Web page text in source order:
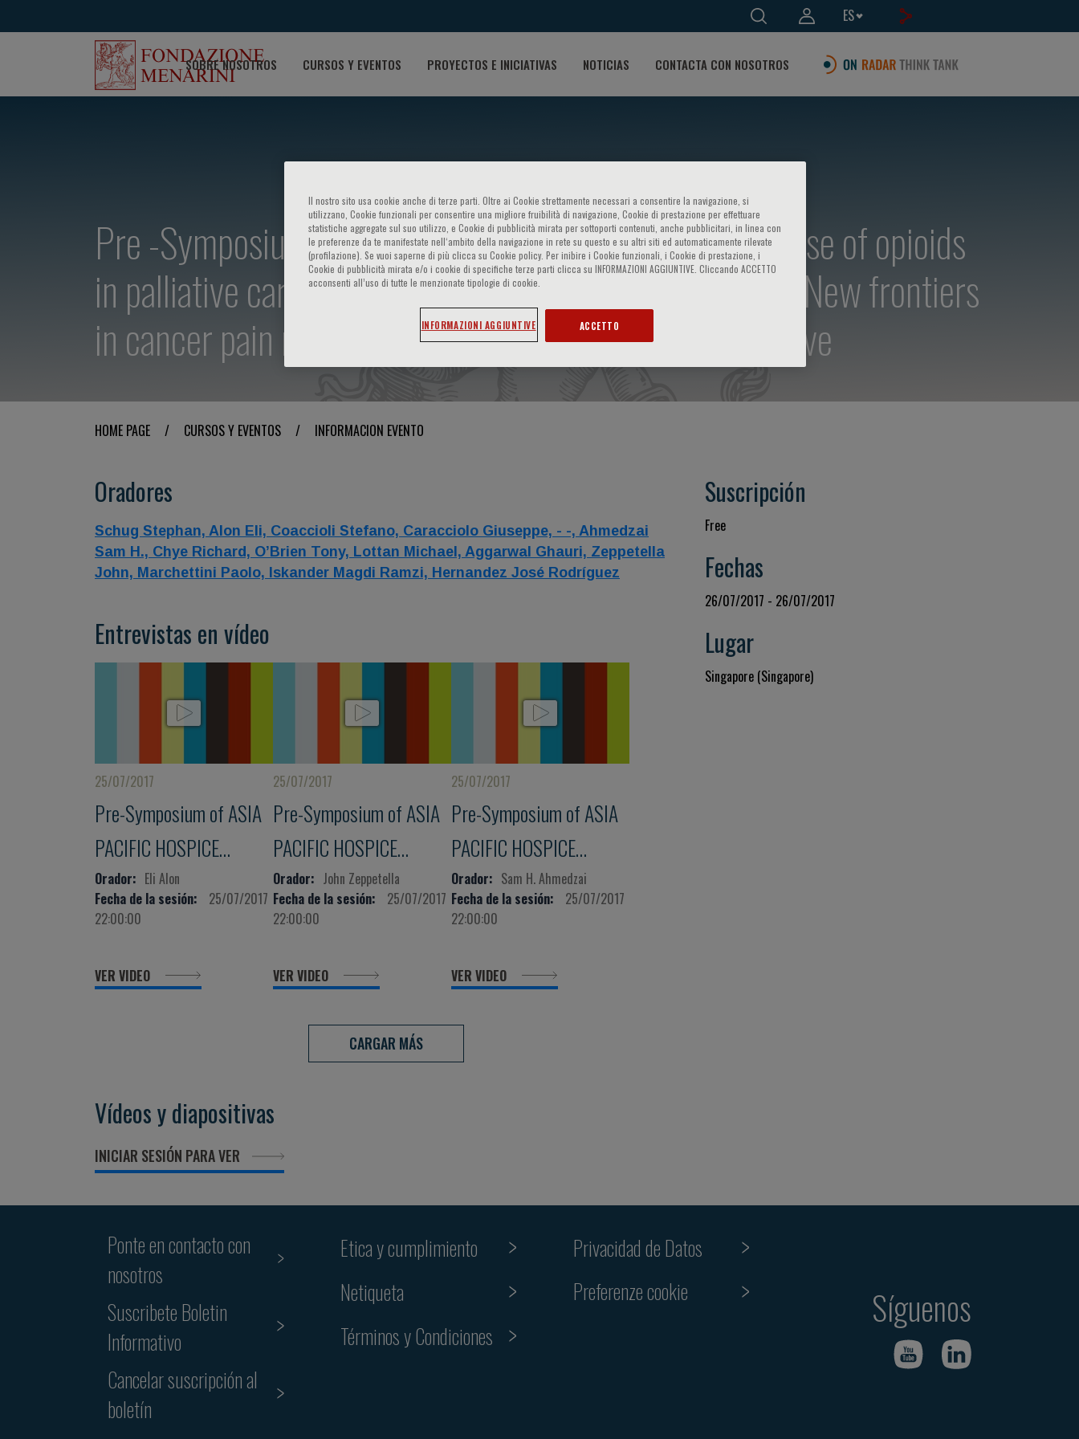
ES
SOBRE NOSOTROS CURSOS Y EVENTOS PROYECTOS E INICIATIVAS NOTICIAS CONTACTA CON NOSOTROS
Pre -Symposium of Asia Pacific Hospice Conference (Use of opioids
in palliative care and cancer pain, 26-29 Luglio 2017): New frontiers
in cancer pain management - a palliative care perspective
HOME PAGE / CURSOS Y EVENTOS / INFORMACION EVENTO
Oradores
Schug Stephan, Alon Eli, Coaccioli Stefano, Caracciolo Giuseppe, - -, Ahmedzai
Sam H., Chye Richard, O’Brien Tony, Lottan Michael, Aggarwal Ghauri, Zeppetella
John, Marchettini Paolo, Iskander Magdi Ramzi, Hernandez José Rodríguez
Entrevistas en vídeo
25/07/2017
Pre-Symposium of ASIA
PACIFIC HOSPICE
CONFERENCE
Orador: Eli Alon
Fecha de la sesión:
25/07/2017
22:00:00
VER VIDEO
25/07/2017
Pre-Symposium of ASIA
PACIFIC HOSPICE
CONFERENCE
Orador: John Zeppetella
Fecha de la sesión:
25/07/2017
22:00:00
VER VIDEO
25/07/2017
Pre-Symposium of ASIA
PACIFIC HOSPICE
CONFERENCE
Orador: Sam H. Ahmedzai
Fecha de la sesión:
25/07/2017
22:00:00
VER VIDEO
CARGAR MÁS
Vídeos y diapositivas
INICIAR SESIÓN PARA VER
Suscripción
Free
Fechas
26/07/2017 - 26/07/2017
Lugar
Singapore (Singapore)
Ponte en contacto con
nosotros
Suscribete Boletin
Informativo
Cancelar suscripción al
boletín
Etica y cumplimiento
Netiqueta
Términos y Condiciones
Privacidad de Datos
Preferenze cookie
Síguenos
Il nostro sito usa cookie anche di terze parti. Oltre ai Cookie strettamente necessari a consentire la navigazione, si
utilizzano, Cookie funzionali per consentire una migliore fruibilità di navigazione, Cookie di prestazione per effettuare
statistiche aggregate sul suo utilizzo, e Cookie di pubblicità mirata per sottoporti contenuti, anche pubblicitari, in linea con
le preferenze da te manifestate nell‘ambito della navigazione in rete su questo e su altri siti ed automaticamente rilevate
(profilazione). Se vuoi saperne di più clicca su Cookie policy. Per inibire i Cookie funzionali, i Cookie di prestazione, i
Cookie di pubblicità mirata e/o i cookie di specifiche terze parti clicca su INFORMAZIONI AGGIUNTIVE. Cliccando ACCETTO
acconsenti all’uso di tutte le menzionate tipologie di cookie.
INFORMAZIONI AGGIUNTIVE ACCETTO